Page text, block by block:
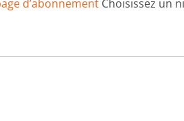
d’abonnementChoisissez un